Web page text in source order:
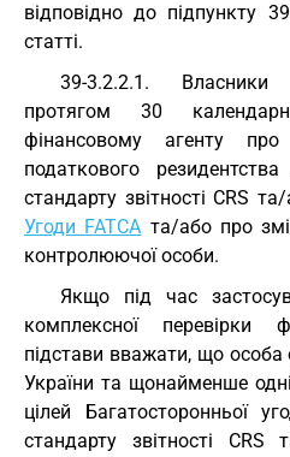
відповідно до підпункту
статті.
39-3.2.2.1. Власники
протягом 30
фінансовому агенту
податкового
стандарту звітності CRS
Угоди FATCA та/або про
контролюючої особи.
Якщо під час
комплексної перевірки
підстави вважати, що
України та щонайменше
цілей Багатосторонньої
стандарту звітності